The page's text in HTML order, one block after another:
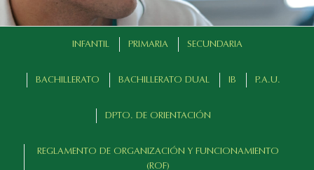
INFANTIL PRIMARIA SECUNDARIA
BACHILLERATO BACHILLERATO DUAL IB P.A.U.
DPTO. DE ORIENTACIÓN
REGLAMENTO DE ORGANIZACIÓN Y FUNCIONAMIENTO
(ROF)